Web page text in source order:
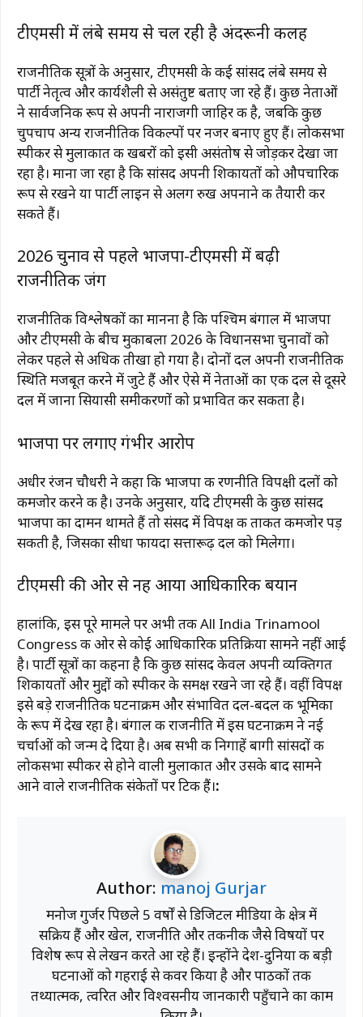
टीएमसी में लंबे समय से चल रही है अंदरूनी कलह
राजनीतिक सूत्रों के अनुसार, टीएमसी के कई सांसद लंबे समय से
पार्टी नेतृत्व और कार्यशैली से असंतुष्ट बताए जा रहे हैं। कुछ नेताओं
ने सार्वजनिक रूप से अपनी नाराजगी जाहिर की है, जबकि कुछ
चुपचाप अन्य राजनीतिक विकल्पों पर नजर बनाए हुए हैं। लोकसभा
स्पीकर से मुलाकात की खबरों को इसी असंतोष से जोड़कर देखा जा
रहा है। माना जा रहा है कि सांसद अपनी शिकायतों को औपचारिक
रूप से रखने या पार्टी लाइन से अलग रुख अपनाने की तैयारी कर
सकते हैं।
2026 चुनाव से पहले भाजपा-टीएमसी में बढ़ी
राजनीतिक जंग
राजनीतिक विश्लेषकों का मानना है कि पश्चिम बंगाल में भाजपा
और टीएमसी के बीच मुकाबला 2026 के विधानसभा चुनावों को
लेकर पहले से अधिक तीखा हो गया है। दोनों दल अपनी राजनीतिक
स्थिति मजबूत करने में जुटे हैं और ऐसे में नेताओं का एक दल से दूसरे
दल में जाना सियासी समीकरणों को प्रभावित कर सकता है।
भाजपा पर लगाए गंभीर आरोप
अधीर रंजन चौधरी ने कहा कि भाजपा की रणनीति विपक्षी दलों को
कमजोर करने की है। उनके अनुसार, यदि टीएमसी के कुछ सांसद
भाजपा का दामन थामते हैं तो संसद में विपक्ष की ताकत कमजोर पड़
सकती है, जिसका सीधा फायदा सत्तारूढ़ दल को मिलेगा।
टीएमसी की ओर से नहीं आया आधिकारिक बयान
हालांकि, इस पूरे मामले पर अभी तकAll India Trinamool
Congressकी ओर से कोई आधिकारिक प्रतिक्रिया सामने नहीं आई
है। पार्टी सूत्रों का कहना है कि कुछ सांसद केवल अपनी व्यक्तिगत
शिकायतों और मुद्दों को स्पीकर के समक्ष रखने जा रहे हैं। वहीं विपक्ष
इसे बड़े राजनीतिक घटनाक्रम और संभावित दल-बदल की भूमिका
के रूप में देख रहा है। बंगाल की राजनीति में इस घटनाक्रम ने नई
चर्चाओं को जन्म दे दिया है। अब सभी की निगाहें बागी सांसदों की
लोकसभा स्पीकर से होने वाली मुलाकात और उसके बाद सामने
आने वाले राजनीतिक संकेतों पर टिकी हैं।:
Author: manoj Gurjar
मनोज गुर्जर पिछले 5 वर्षों से डिजिटल मीडिया के क्षेत्र में
सक्रिय हैं और खेल, राजनीति और तकनीक जैसे विषयों पर
विशेष रूप से लेखन करते आ रहे हैं। इन्होंने देश-दुनिया की बड़ी
घटनाओं को गहराई से कवर किया है और पाठकों तक
तथ्यात्मक, त्वरित और विश्वसनीय जानकारी पहुँचाने का काम